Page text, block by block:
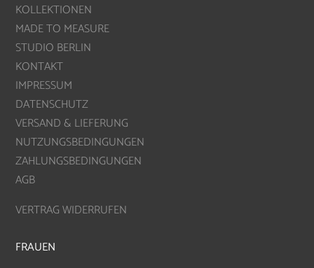
KOLLEKTIONEN
MADE TO MEASURE
STUDIO BERLIN
KONTAKT
IMPRESSUM
DATENSCHUTZ
VERSAND & LIEFERUNG
NUTZUNGSBEDINGUNGEN
ZAHLUNGSBEDINGUNGEN
AGB
VERTRAG WIDERRUFEN
FRAUEN